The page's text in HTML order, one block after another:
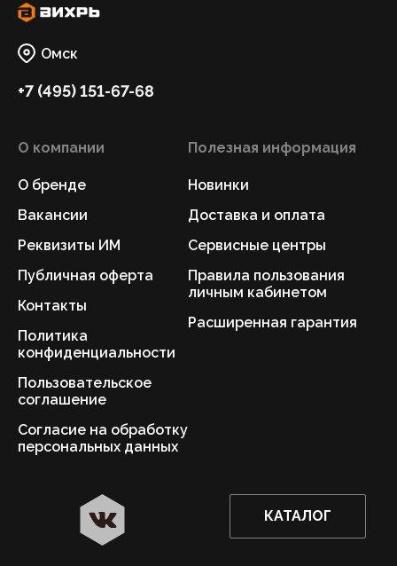
Омск
+7 (495) 151-67-68
О компании
О бренде
Вакансии
Реквизиты ИМ
Публичная оферта
Контакты
Политика
конфиденциальности
Пользовательское
соглашение
Согласие на обработку
персональных данных
Полезная информация
Новинки
Доставка и оплата
Сервисные центры
Правила пользования
личным кабинетом
Расширенная гарантия
КАТАЛОГ